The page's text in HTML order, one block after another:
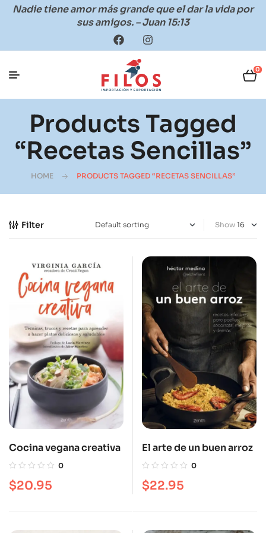
Nadie tiene amor más grande que el dar la vida por
sus amigos. – Juan 15:13
0
Products Tagged
“recetas Sencillas”
HOME PRODUCTS TAGGED “RECETAS SENCILLAS”
Filter Show
Cocina vegana creativa
0
$20.95
El arte de un buen arroz
0
$22.95